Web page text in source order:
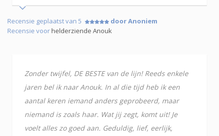
Recensie geplaatst van 5
door Anoniem
Recensie voorhelderziende Anouk
Zonder twijfel, DE BESTE van de lijn! Reeds enkele
jaren bel ik naar Anouk. In al die tijd heb ik een
aantal keren iemand anders geprobeerd, maar
niemand is zoals haar. Wat jij zegt, komt uit! Je
voelt alles zo goed aan. Geduldig, lief, eerlijk,